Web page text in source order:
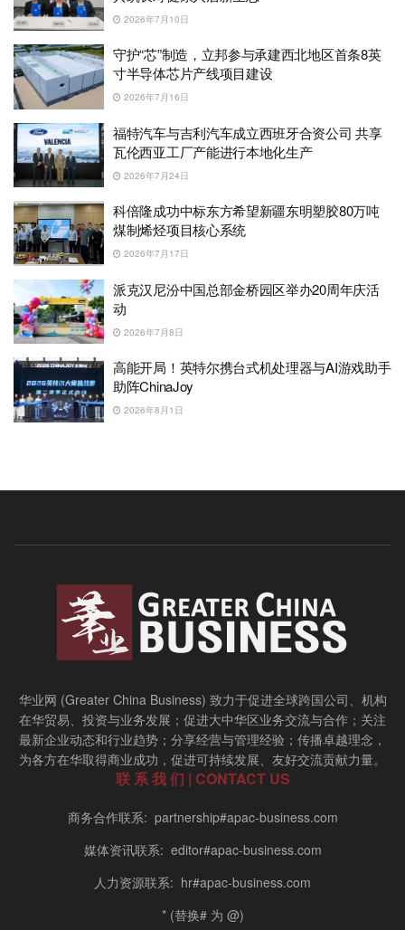
2026年7月10日
守护“芯”制造，立邦参与承建西北地区首条8英
寸半导体芯片产线项目建设
2026年7月16日
福特汽车与吉利汽车成立西班牙合资公司 共享
瓦伦西亚工厂产能进行本地化生产
2026年7月24日
科倍隆成功中标东方希望新疆东明塑胶80万吨
煤制烯烃项目核心系统
2026年7月17日
派克汉尼汾中国总部金桥园区举办20周年庆活
动
2026年7月8日
高能开局！英特尔携台式机处理器与AI游戏助手
助阵ChinaJoy
2026年8月1日
华业网 (Greater China Business) 致力于促进全球跨国公司、机构
在华贸易、投资与业务发展；促进大中华区业务交流与合作；关注
最新企业动态和行业趋势；分享经营与管理经验；传播卓越理念，
为各方在华取得商业成功，促进可持续发展、友好交流贡献力量。
联 系 我 们 | CONTACT US
商务合作联系: partnership#apac-business.com
媒体资讯联系: editor#apac-business.com
人力资源联系: hr#apac-business.com
* (替换# 为 @)